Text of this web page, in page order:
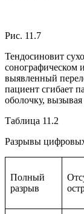
Рис. 11.7
Тендосиновит
сонографическом
выявленный
пациент сгибает
оболочку,
Таблица 11.2
Разрывы
Полный
разрыв